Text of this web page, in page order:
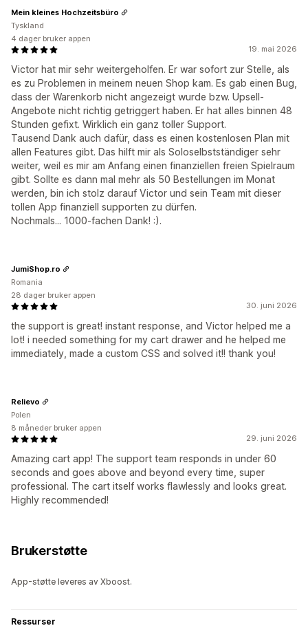
19. mai 2026
Victor hat mir sehr weitergeholfen. Er war sofort zur Stelle, als
es zu Problemen in meinem neuen Shop kam. Es gab einen Bug,
dass der Warenkorb nicht angezeigt wurde bzw. Upsell-
Angebote nicht richtig getriggert haben. Er hat alles binnen 48
Stunden gefixt. Wirklich ein ganz toller Support.
Tausend Dank auch dafür, dass es einen kostenlosen Plan mit
allen Features gibt. Das hilft mir als Soloselbstständiger sehr
weiter, weil es mir am Anfang einen finanziellen freien Spielraum
gibt. Sollte es dann mal mehr als 50 Bestellungen im Monat
werden, bin ich stolz darauf Victor und sein Team mit dieser
tollen App finanziell supporten zu dürfen.
Nochmals... 1000-fachen Dank! :).
Mein kleines Hochzeitsbüro
Tyskland
4 dager bruker appen
30. juni 2026
the support is great! instant response, and Victor helped me a
lot! i needed something for my cart drawer and he helped me
immediately, made a custom CSS and solved it!! thank you!
JumiShop.ro
Romania
28 dager bruker appen
29. juni 2026
Amazing cart app! The support team responds in under 60
seconds and goes above and beyond every time, super
professional. The cart itself works flawlessly and looks great.
Highly recommended!
Relievo
Polen
8 måneder bruker appen
Brukerstøtte
App-støtte leveres av Xboost.
Ressurser